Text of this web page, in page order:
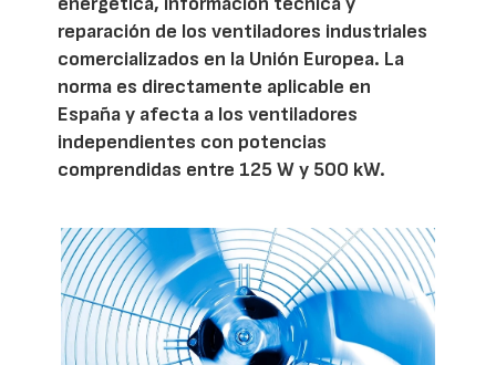
reparación de los ventiladores industriales
comercializados en la Unión Europea. La
norma es directamente aplicable en
España y afecta a los ventiladores
independientes con potencias
comprendidas entre 125 W y 500 kW.